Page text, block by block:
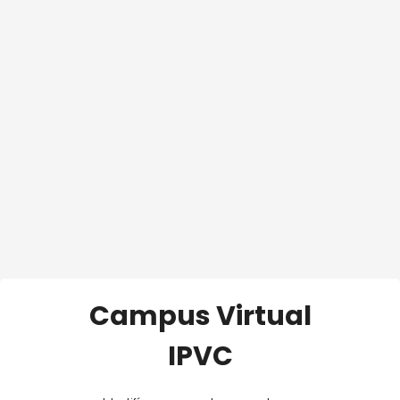
Campus Virtual
IPVC